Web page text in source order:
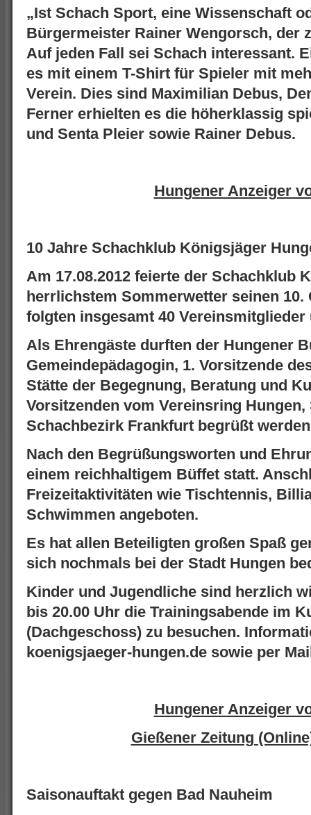
„Ist Schach Sport, eine Wissenschaft
Bürgermeister Rainer Wengorsch, der
Auf jeden Fall sei Schach interessant.
es mit einem T-Shirt für Spieler mit
Verein. Dies sind Maximilian Debus,
Ferner erhielten es die höherklassig
und Senta Pleier sowie Rainer Debus.
Hungener Anzeiger
10 Jahre Schachklub Königsjäger
Am 17.08.2012 feierte der Schachklub
herrlichstem Sommerwetter seinen 10.
folgten insgesamt 40 Vereinsmitglieder
Als Ehrengäste durften der Hungener
Gemeindepädagogin, 1. Vorsitzende
Stätte der Begegnung, Beratung und
Vorsitzenden vom Vereinsring
Schachbezirk Frankfurt begrüßt
Nach den Begrüßungsworten und
einem reichhaltigem Büffet statt.
Freizeitaktivitäten wie Tischtennis,
Schwimmen angeboten.
Es hat allen Beteiligten großen Spaß
sich nochmals bei der Stadt Hungen
Kinder und Jugendliche sind herzlich
bis 20.00 Uhr die Trainingsabende im
(Dachgeschoss) zu besuchen.
koenigsjaeger-hungen.de sowie per
Hungener Anzeiger
Gießener Zeitung
Saisonauftakt gegen Bad Nauheim